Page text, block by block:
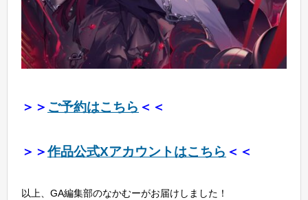
＞＞ ご予約はこちら ＜＜
＞＞作品公式Xアカウントはこちら ＜＜
以上、GA編集部のなかむーがお届けしました！